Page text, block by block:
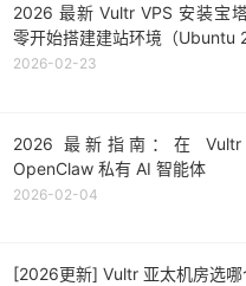
2026 最新 Vultr VPS 安装宝
零开始搭建建站环境（Ubuntu
2026-02-23
2026 最新指南：在 Vultr
OpenClaw 私有 AI 智能体
2026-02-04
[2026更新] Vultr 亚太机房选